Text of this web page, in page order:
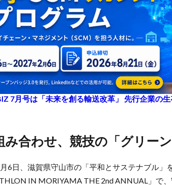
7月号は「未来を創る輸送改革」 先行企業の
み合わせ、競技の「グリー
6日、滋賀県守山市の「平和とサステナブル」
IN MORIYAMA THE 2nd ANNUAL」で